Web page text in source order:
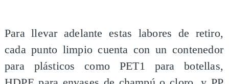
Para llevar adelante estas labores de retiro,
cada punto limpio cuenta con un contenedor
para plásticos como PET1 para botellas,